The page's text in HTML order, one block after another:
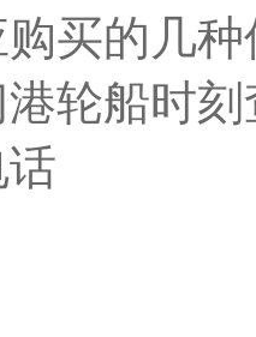
买的几种
轮船时